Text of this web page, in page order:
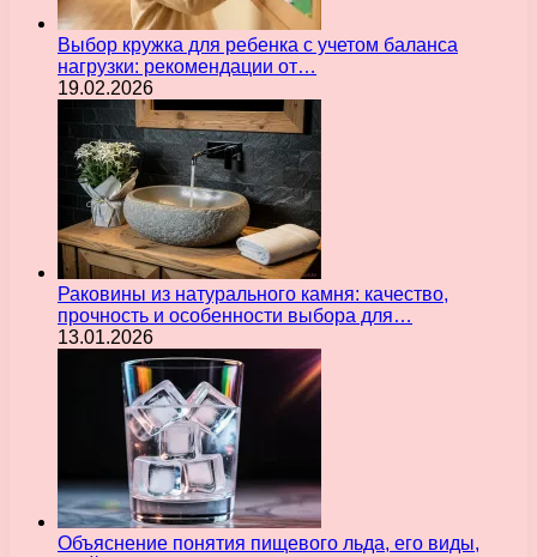
Выбор кружка для ребенка с учетом баланса
нагрузки: рекомендации от…
19.02.2026
Раковины из натурального камня: качество,
прочность и особенности выбора для…
13.01.2026
Объяснение понятия пищевого льда, его виды,